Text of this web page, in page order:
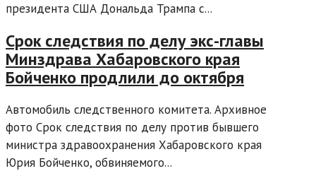
президента США Дональда Трампа с...
Срок следствия по делу экс-главы
Минздрава Хабаровского края
Бойченко продлили до октября
Автомобиль следственного комитета. Архивное
фото Срок следствия по делу против бывшего
министра здравоохранения Хабаровского края
Юрия Бойченко, обвиняемого...